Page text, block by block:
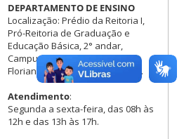
DEPARTAMENTO DE ENSINO
Localização: Prédio da Reitoria I,
Pró-Reitoria de Graduação e
Educação Básica, 2° andar,
Campus Sede, Trindade,
Florianópolis-SC, CEP 88040-900.
Atendimento:
Segunda a sexta-feira, das 08h às
12h e das 13h às 17h.